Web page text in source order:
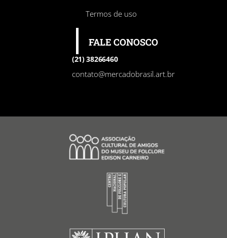
Termos de uso
FALE CONOSCO
(21) 38266460
contato@mercadobrasil.art.br